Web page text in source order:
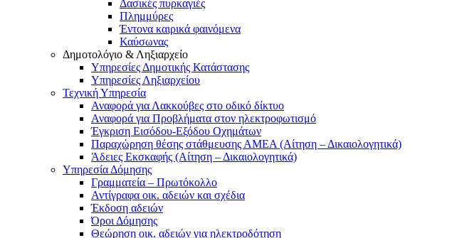
Δασικές πυρκαγιές
Πλημμύρες
Έντονα καιρικά φαινόμενα
Καύσωνας
Δημοτολόγιο & Ληξιαρχείο
Υπηρεσίες Δημοτικής Κατάστασης
Υπηρεσίες Ληξιαρχείου
Τεχνική Υπηρεσία
Αναφορά για Λακκούβες στο οδικό δίκτυο
Αναφορά για Προβλήματα στον ηλεκτροφωτισμό
Έγκριση Εισόδου-Εξόδου Οχημάτων
Παραχώρηση θέσης στάθμευσης ΑΜΕΑ (Αίτηση – Δικαιολογητικά)
Άδειες Εκσκαφής (Αίτηση – Δικαιολογητικά)
Υπηρεσία Δόμησης
Γραμματεία – Πρωτόκολλο
Αντίγραφα οικ. αδειών και σχέδια
Έκδοση αδειών
Όροι Δόμησης
Θεώρηση οικ. αδειών για ηλεκτροδότηση